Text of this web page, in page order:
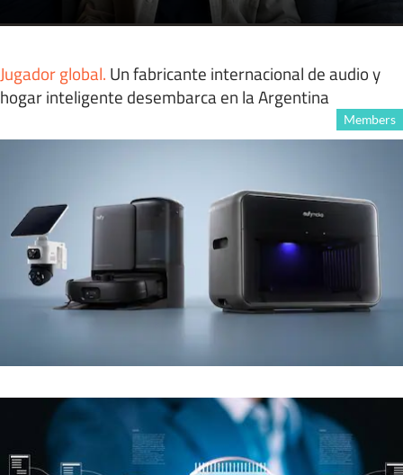
Jugador global. Un fabricante internacional de audio y
hogar inteligente desembarca en la Argentina
Members